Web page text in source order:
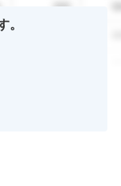
000
。